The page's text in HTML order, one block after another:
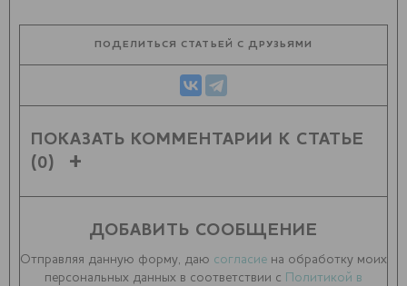
ПОДЕЛИТЬСЯ СТАТЬЕЙ С ДРУЗЬЯМИ
ПОКАЗАТЬ КОММЕНТАРИИ К СТАТЬЕ
(0)
ДОБАВИТЬ СООБЩЕНИЕ
Отправляя данную форму, даю согласие на обработку моих
персональных данных в соответствии с Политикой в